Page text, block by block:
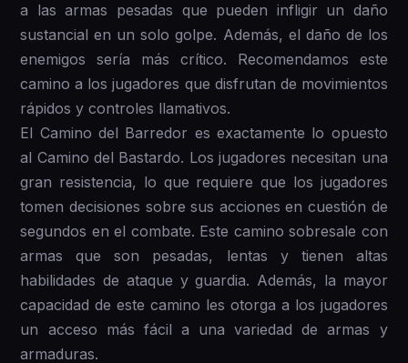
a las armas pesadas que pueden infligir un daño
sustancial en un solo golpe. Además, el daño de los
enemigos sería más crítico. Recomendamos este
camino a los jugadores que disfrutan de movimientos
rápidos y controles llamativos.
El Camino del Barredor es exactamente lo opuesto
al Camino del Bastardo. Los jugadores necesitan una
gran resistencia, lo que requiere que los jugadores
tomen decisiones sobre sus acciones en cuestión de
segundos en el combate. Este camino sobresale con
armas que son pesadas, lentas y tienen altas
habilidades de ataque y guardia. Además, la mayor
capacidad de este camino les otorga a los jugadores
un acceso más fácil a una variedad de armas y
armaduras.